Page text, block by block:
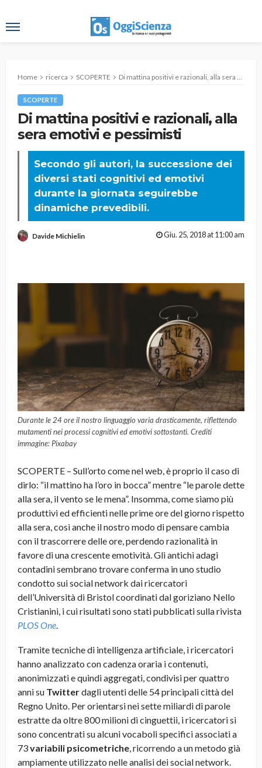
Home ricerca SCOPERTE Di mattina positivi e razionali, alla sera emotivi e pessimisti
SCOPERTE
Di mattina positivi e razionali, alla
sera emotivi e pessimisti
Secondo gli autori, la successione dei
diversi stati cognitivi ed emotivi
durante la giornata seguirebbe
dinamiche prevedibili.
Davide Michielin Giu. 25, 2018 at 11:00 am
Durante le 24 ore il nostro linguaggio varia drasticamente, riflettendo
mutamenti nei processi cognitivi ed emotivi sottostanti. Crediti
immagine: Pixabay
SCOPERTE – Sull’orto come nel web, è proprio il caso di
dirlo: “il mattino ha l’oro in bocca” mentre “le parole dette
alla sera, il vento se le mena”. Insomma, come siamo più
produttivi ed efficienti nelle prime ore del giorno rispetto
alla sera, così anche il nostro modo di pensare cambia
con il trascorrere delle ore, perdendo razionalità in
favore di una crescente emotività. Gli antichi adagi
contadini sembrano trovare conferma in uno studio
condotto sui social network dai ricercatori
dell’Università di Bristol coordinati dal goriziano Nello
Cristianini, i cui risultati sono stati pubblicati sulla rivista
PLOS One
Tramite tecniche di intelligenza artificiale, i ricercatori
hanno analizzato con cadenza oraria i contenuti,
anonimizzati e quindi aggregati, condivisi per quattro
anni su Twitterdagli utenti delle 54 principali città del
Regno Unito. Per orientarsi nei sette miliardi di parole
estratte da oltre 800 milioni di cinguettii, i ricercatori si
sono concentrati su alcuni vocaboli specifici associati a
73variabili psicometriche , ricorrendo a un metodo già
ampiamente utilizzato nelle analisi dei social network.